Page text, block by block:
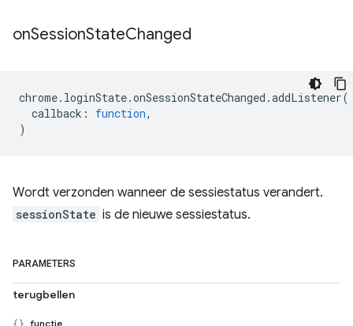
onSessionStateChanged
chrome. loginState.onSessionStateChanged .addListener(
callback : function,
)
Wordt verzonden wanneer de sessiestatus verandert.
sessionState is de nieuwe sessiestatus.
PARAMETERS
terugbellen
functie